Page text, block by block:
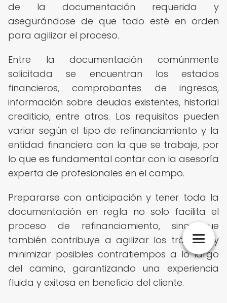
de la documentación requerida y
asegurándose de que todo esté en orden
para agilizar el proceso.
Entre la documentación comúnmente
solicitada se encuentran los estados
financieros, comprobantes de ingresos,
información sobre deudas existentes, historial
crediticio, entre otros. Los requisitos pueden
variar según el tipo de refinanciamiento y la
entidad financiera con la que se trabaje, por
lo que es fundamental contar con la asesoría
experta de profesionales en el campo.
Prepararse con anticipación y tener toda la
documentación en regla no solo facilita el
proceso de refinanciamiento, sino que
también contribuye a agilizar los trámites y
minimizar posibles contratiempos a lo largo
del camino, garantizando una experiencia
fluida y exitosa en beneficio del cliente.